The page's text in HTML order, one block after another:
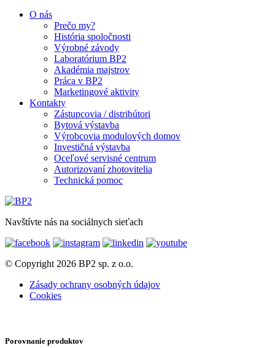
O nás
Prečo my?
História spoločnosti
Výrobné závody
Laboratórium BP2
Akadémia majstrov
Práca v BP2
Marketingové aktivity
Kontakty
Zástupcovia / distribútori
Bytová výstavba
Výrobcovia modulových domov
Investičná výstavba
Oceľové servisné centrum
Autorizovaní zhotovitelia
Technická pomoc
Navštívte nás na sociálnych sieťach
© Copyright 2026 BP2 sp. z o.o.
Zásady ochrany osobných údajov
Cookies
Porovnanie produktov